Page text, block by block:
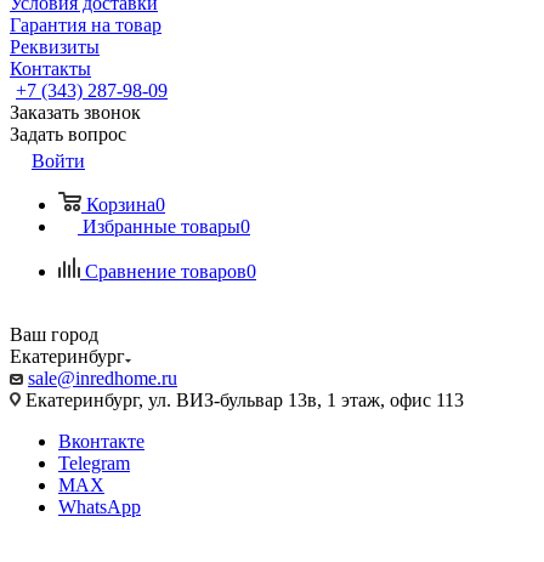
Гарантия на товар
Реквизиты
Контакты
+7 (343) 287-98-09
Заказать звонок
Задать вопрос
Войти
Корзина0
Избранные товары0
Сравнение товаров0
Ваш город
Екатеринбург
sale@inredhome.ru
Екатеринбург, ул. ВИЗ-бульвар 13в, 1 этаж, офис 113
Вконтакте
Telegram
MAX
WhatsApp